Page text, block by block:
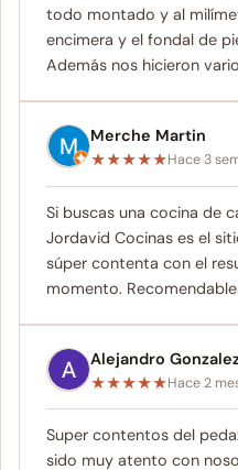
todo montado y al
encimera y el fondal de
Además nos hicieron
Merche Martin
★★★★★Hace 3
Si buscas una cocina de
Jordavid Cocinas es el
súper contenta con el
momento.
Alejandro
★★★★★Hace 2
Super contentos del
sido muy atento con